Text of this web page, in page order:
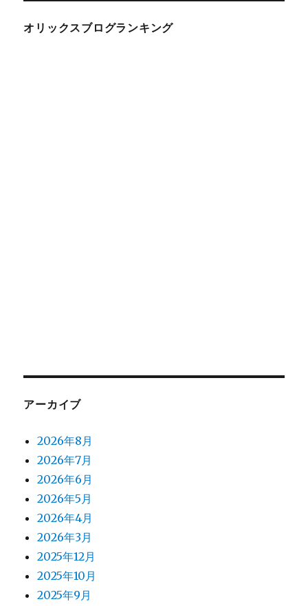
オリックスブログランキング
アーカイブ
2026年8月
2026年7月
2026年6月
2026年5月
2026年4月
2026年3月
2025年12月
2025年10月
2025年9月